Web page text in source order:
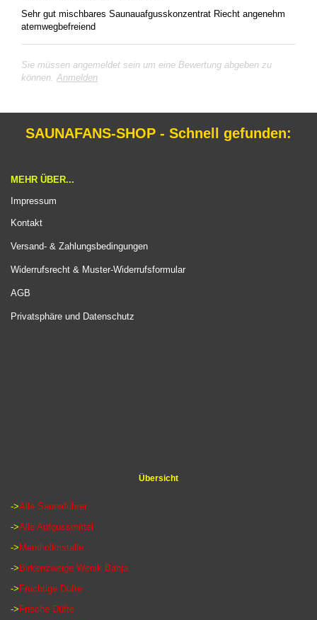
Sehr gut mischbares Saunauafgusskonzentrat Riecht angenehm
atemwegbefreiend
Sie müssen angemeldet sein um eine Bewertung abgeben zu
können. Anmelden
SAUNAFANS-SHOP - Schnell gefunden:
MEHR ÜBER...
Impressum
Kontakt
Versand- & Zahlungsbedingungen
Widerrufsrecht & Muster-Widerrufsformular
AGB
Privatsphäre und Datenschutz
Übersicht
->Alle Saunaführer
->Alle Aufgussmittel
->Mentholkristalle
->Birkenzweige Wenik Banja
->Fruchtige Düfte
->Frische Düfte